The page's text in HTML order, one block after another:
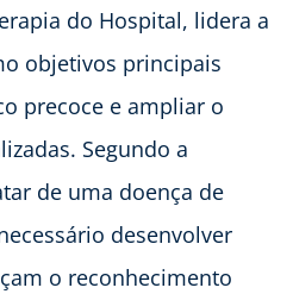
do Hospital, lidera a
objetivos principais
precoce e ampliar o
Segundo a
de uma doença de
desenvolver
o reconhecimento